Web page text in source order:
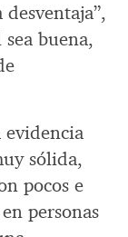
buena,
evidencia
sólida,
pocos e
personas